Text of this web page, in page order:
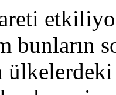
bunların